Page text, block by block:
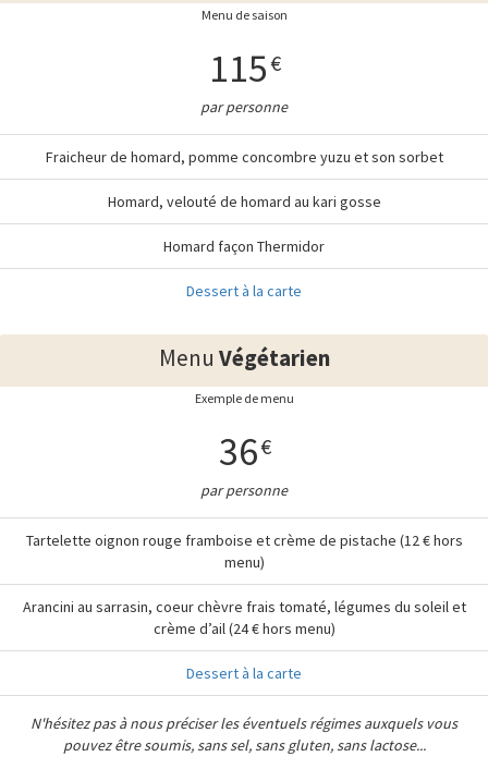
Menu de saison
115€
par personne
Fraicheur de homard, pomme concombre yuzu et son sorbet
Homard, velouté de homard au kari gosse
Homard façon Thermidor
Dessert à la carte
Menu Végétarien
Exemple de menu
36€
par personne
Tartelette oignon rouge framboise et crème de pistache (12 € hors
menu)
Arancini au sarrasin, coeur chèvre frais tomaté, légumes du soleil et
crème d’ail (24 € hors menu)
Dessert à la carte
N'hésitez pas à nous préciser les éventuels régimes auxquels vous
pouvez être soumis, sans sel, sans gluten, sans lactose...